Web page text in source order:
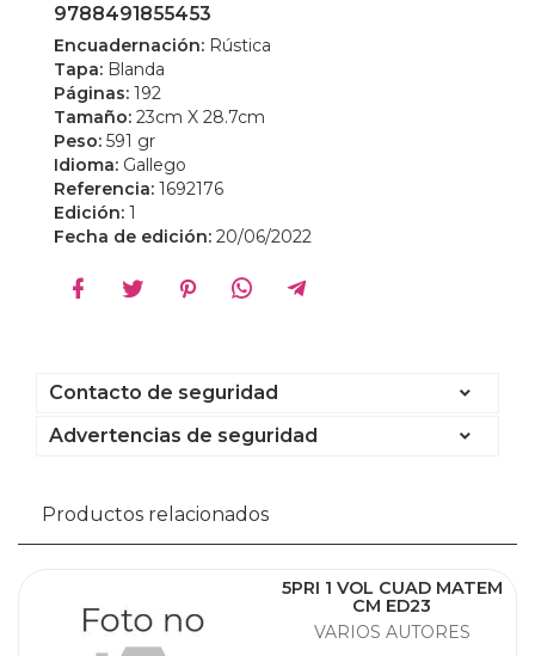
9788491855453
Encuadernación: Rústica
Tapa: Blanda
Páginas: 192
Tamaño: 23cm X 28.7cm
Peso: 591 gr
Idioma: Gallego
Referencia: 1692176
Edición: 1
Fecha de edición: 20/06/2022
Contacto de seguridad
Advertencias de seguridad
Productos relacionados
5PRI 1 VOL CUAD MATEM
CM ED23
VARIOS AUTORES